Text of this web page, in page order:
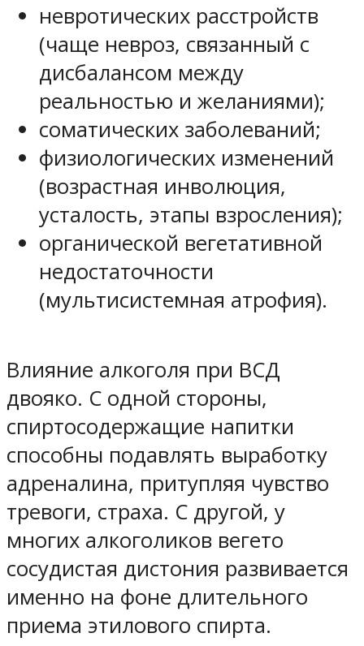
невротических расстройств
(чаще невроз, связанный с
дисбалансом между
реальностью и желаниями);
соматических заболеваний;
физиологических изменений
(возрастная инволюция,
усталость, этапы взросления);
органической вегетативной
недостаточности
(мультисистемная атрофия).
Влияние алкоголя при ВСД
двояко. С одной стороны,
спиртосодержащие напитки
способны подавлять выработку
адреналина, притупляя чувство
тревоги, страха. С другой, у
многих алкоголиков вегето
сосудистая дистония развивается
именно на фоне длительного
приема этилового спирта.